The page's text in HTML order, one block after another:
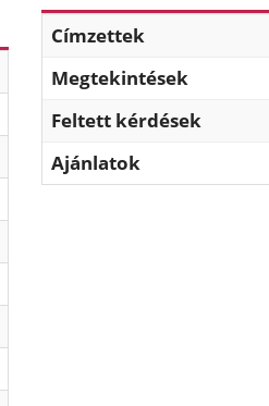
Címzettek
Megtekintések
Feltett kérdések
Ajánlatok